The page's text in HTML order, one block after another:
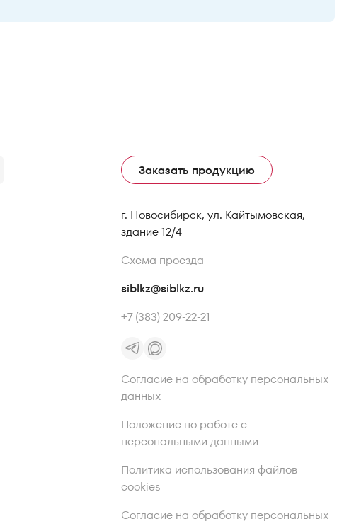
Заказать продукцию
г. Новосибирск, ул. Кайтымовская,
здание 12/4
Схема проезда
siblkz@siblkz.ru
+7 (383) 209-22-21
Согласие на обработку персональных
данных
Положение по работе с
персональными данными
Политика использования файлов
cookies
Согласие на обработку персональных